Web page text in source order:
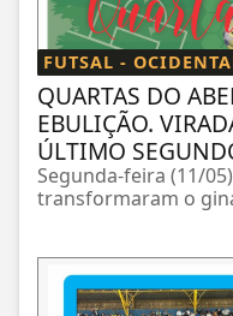
FUTSAL -
QUARTAS DO
EBULIÇÃO.
ÚLTIMO
Segunda-feira (11/
transformaram o